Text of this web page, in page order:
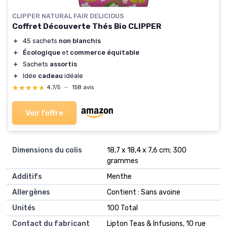
CLIPPER NATURAL FAIR DELICIOUS
Coffret Découverte Thés Bio CLIPPER
＋ 45 sachets non blanchis
＋
Écologique et commerce équitable
＋
Sachets assortis
＋
Idée cadeau idéale
★★★★★
★★★★★ 4,7/5 — 158 avis
Voir l'offre
Dimensions du colis
‎18,7 x 18,4 x 7,6 cm; 300
grammes
Additifs
‎Menthe
Allergènes
‎Contient : Sans avoine
Unités
‎100 Total
Contact du fabricant
‎Lipton Teas & Infusions, 10 rue